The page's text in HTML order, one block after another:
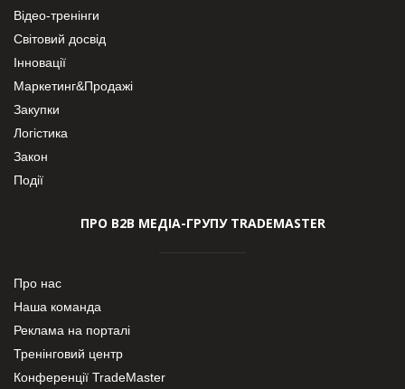
Відео-тренінги
Світовий досвід
Інновації
Маркетинг&Продажі
Закупки
Логістика
Закон
Події
ПРО В2В МЕДІА-ГРУПУ TRADEMASTER
Про нас
Наша команда
Реклама на порталі
Тренінговий центр
Конференції TradeMaster